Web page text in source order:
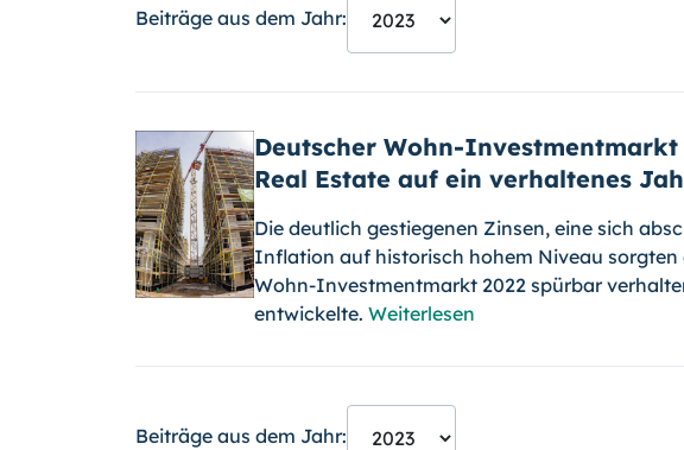
Beiträge aus dem Jahr:
Deutscher Wohn-
Real Estate auf ein verhaltenes
Die deutlich gestiegenen Zinsen, eine sich
Inflation auf historisch hohem Niveau sorgten
Wohn-Investmentmarkt 2022 spürbar
entwickelte. Weiterlesen
Beiträge aus dem Jahr: